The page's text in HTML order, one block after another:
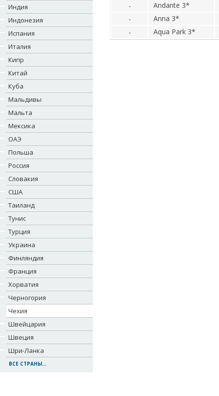
Индия
Индонезия
Испания
Италия
Кипр
Китай
Куба
Мальдивы
Мальта
Мексика
ОАЭ
Польша
Россия
Словакия
США
Таиланд
Тунис
Турция
Украина
Финляндия
Франция
Хорватия
Черногория
Чехия
Швейцария
Швеция
Шри-Ланка
ВСЕ СТРАНЫ...
-
Andante 3*
-
Anna 3*
-
Aqua Park 3*